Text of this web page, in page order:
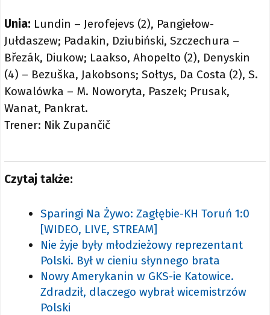
Unia: Lundin – Jerofejevs (2), Pangiełow-
Jułdaszew; Padakin, Dziubiński, Szczechura –
Březák, Diukow; Laakso, Ahopelto (2), Denyskin
(4) – Bezuška, Jakobsons; Sołtys, Da Costa (2), S.
Kowalówka – M. Noworyta, Paszek; Prusak,
Wanat, Pankrat.
Trener: Nik Zupančič
Czytaj także:
Sparingi Na Żywo: Zagłębie-KH Toruń 1:0
[WIDEO, LIVE, STREAM]
Nie żyje były młodzieżowy reprezentant
Polski. Był w cieniu słynnego brata
Nowy Amerykanin w GKS-ie Katowice.
Zdradził, dlaczego wybrał wicemistrzów
Polski